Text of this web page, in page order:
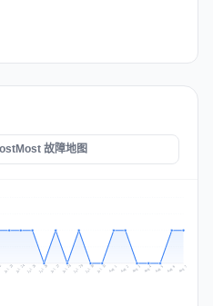
故障地图
Jul 23 Jul 24 Jul 25 Jul 26 Jul 27 Jul 28 Jul 29 Jul 30 Jul 31 Aug 1 Aug 2 Aug 3 Aug 4 Aug 5 Aug 6 Aug 7